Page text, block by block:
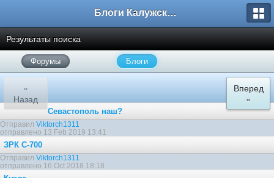
Блоги Калужского перекрестка
Результаты поиска
Форумы Блоги
«
Назад
Вперед
»
Севастополь наш?
Отправил Viktorch1311
отправлено 13 Feb 2019 13:41
ЗРК С-700
Отправил Viktorch1311
отправлено 16 Oct 2018 18:18